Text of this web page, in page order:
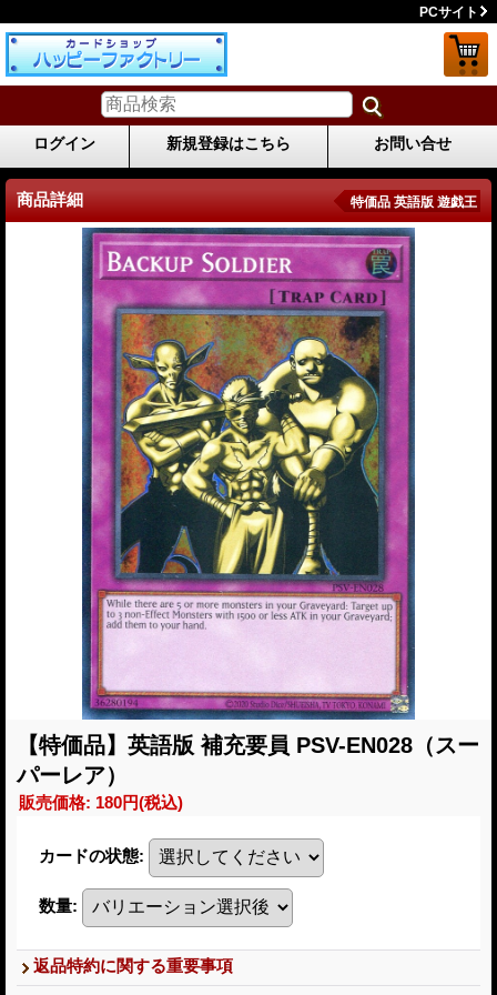
PCサイト
ログイン 新規登録はこちら お問い合せ
商品詳細 特価品 英語版 遊戯王
【特価品】英語版 補充要員 PSV-EN028（スー
パーレア）
販売価格: 180円(税込)
カードの状態:
数量:
返品特約に関する重要事項